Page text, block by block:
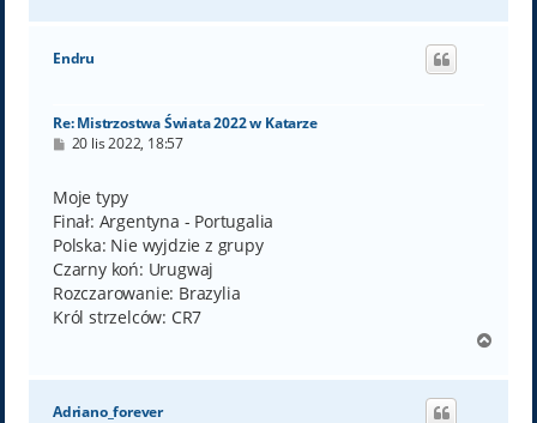
g
Endru
Re: Mistrzostwa Świata 2022 w Katarze
P
t
20 lis 2022, 18:57
Moje typy
Finał: Argentyna - Portugalia
Polska: Nie wyjdzie z grupy
Czarny koń: Urugwaj
Rozczarowanie: Brazylia
Król strzelców: CR7
g
Adriano_forever